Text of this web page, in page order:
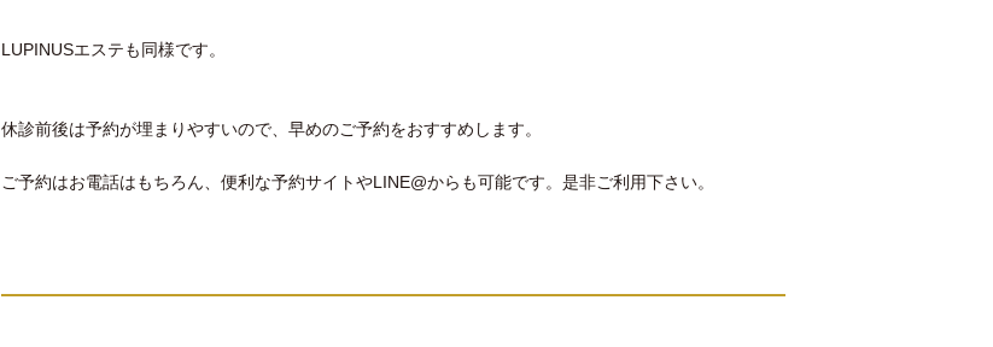
LUPINUSエステも同様です。
休診前後は予約が埋まりやすいので、早めのご予約をおすすめします。
ご予約はお電話はもちろん、便利な予約サイトやLINE@からも可能です。是非ご利用下さい。